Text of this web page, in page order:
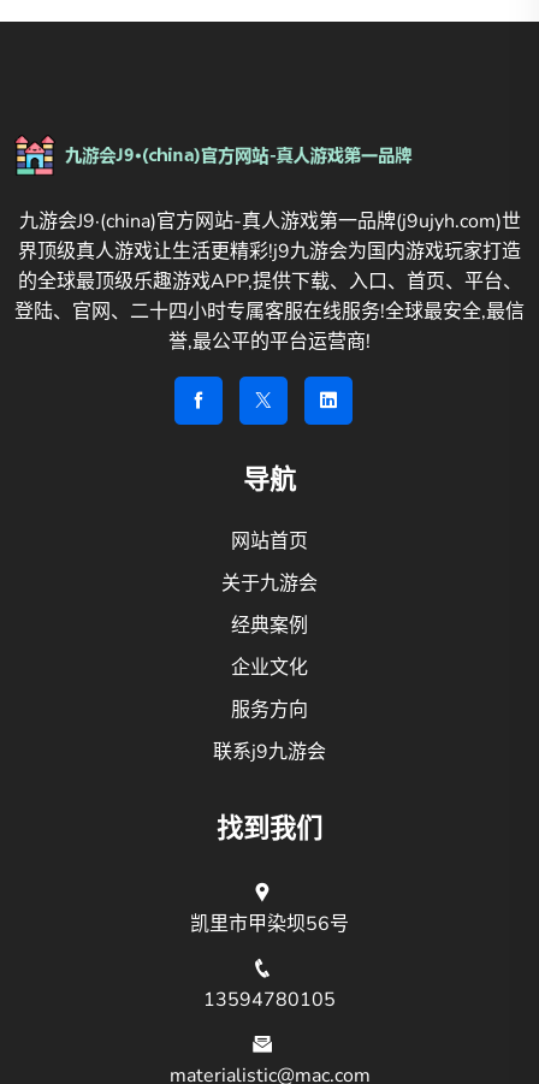
九游会J9·(china)官方网站-真人游戏第一品牌(j9ujyh.com)世
界顶级真人游戏让生活更精彩!j9九游会为国内游戏玩家打造
的全球最顶级乐趣游戏APP,提供下载、入口、首页、平台、
登陆、官网、二十四小时专属客服在线服务!全球最安全,最信
誉,最公平的平台运营商!
导航
网站首页
关于九游会
经典案例
企业文化
服务方向
联系j9九游会
找到我们
凯里市甲染坝56号
13594780105
materialistic@mac.com